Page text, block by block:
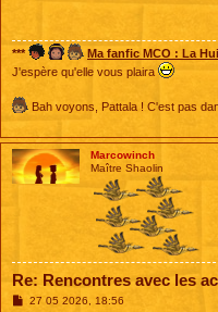
*** Ma fanfic MCO : La
J'espère qu'elle vous plaira
Bah voyons, Pattala ! C'est pas
Marcowinch
Maître Shaolin
Re: Rencontres avec les
M27 05 2026, 18:56